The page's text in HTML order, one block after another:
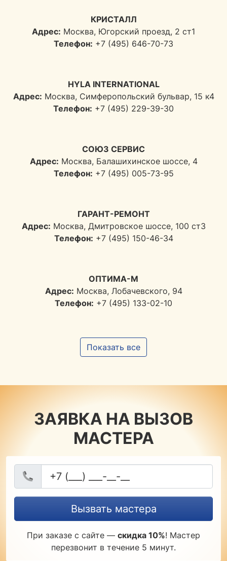
КРИСТАЛЛ
Адрес: Москва, Югорский проезд, 2 ст1
Телефон: +7 (495) 646-70-73
HYLA INTERNATIONAL
Адрес: Москва, Симферопольский бульвар, 15 к4
Телефон: +7 (495) 229-39-30
СОЮЗ СЕРВИС
Адрес: Москва, Балашихинское шоссе, 4
Телефон: +7 (495) 005-73-95
ГАРАНТ-РЕМОНТ
Адрес: Москва, Дмитровское шоссе, 100 ст3
Телефон: +7 (495) 150-46-34
ОПТИМА-М
Адрес: Москва, Лобачевского, 94
Телефон: +7 (495) 133-02-10
Показать все
ЗАЯВКА НА ВЫЗОВ
МАСТЕРА
Вызвать мастера
При заказе с сайте — скидка 10%! Мастер
перезвонит в течение 5 минут.